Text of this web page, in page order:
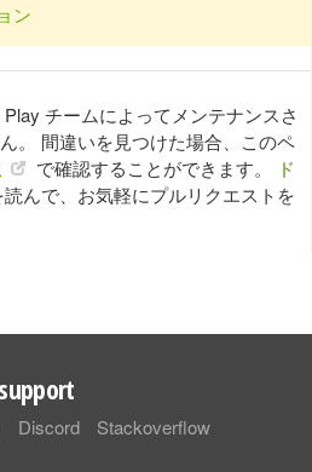
ン
チームによってメンテナンスさ
。 間違いを見つけた場合、このペ
で確認することができます。
ド
読んで、お気軽にプルリクエストを
Discord Stackoverflow